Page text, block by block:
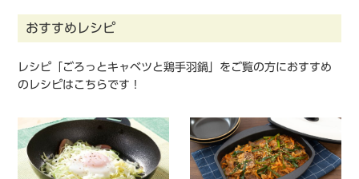
おすすめレシピ
レシピ「ごろっとキャベツと鶏手羽鍋」をご覧の方におすすめ
のレシピはこちらです！